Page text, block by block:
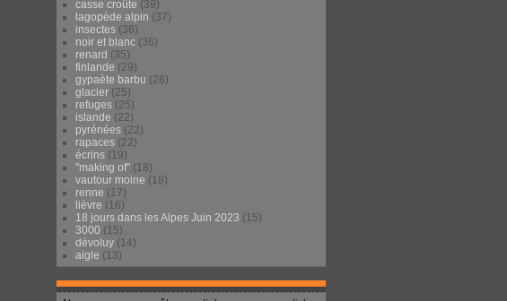
casse croûte (39)
lagopède alpin (37)
insectes (36)
noir et blanc (36)
renard (35)
finlande (29)
gypaète barbu (26)
glacier (25)
refuges (25)
islande (22)
pyrénées (22)
rapaces (22)
écrins (19)
"making of" (18)
vautour moine (18)
renne (17)
lièvre (16)
18 jours dans les Alpes Juin 2023 (15)
3000 (15)
dévoluy (14)
aigle (13)